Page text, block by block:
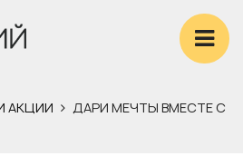
АКЦИИ
ДАРИ МЕЧТЫ ВМЕСТЕ С